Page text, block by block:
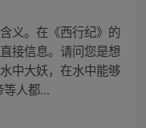
义。在《西行纪》的
接信息。请问您是想
中大妖，在水中能够
人都...